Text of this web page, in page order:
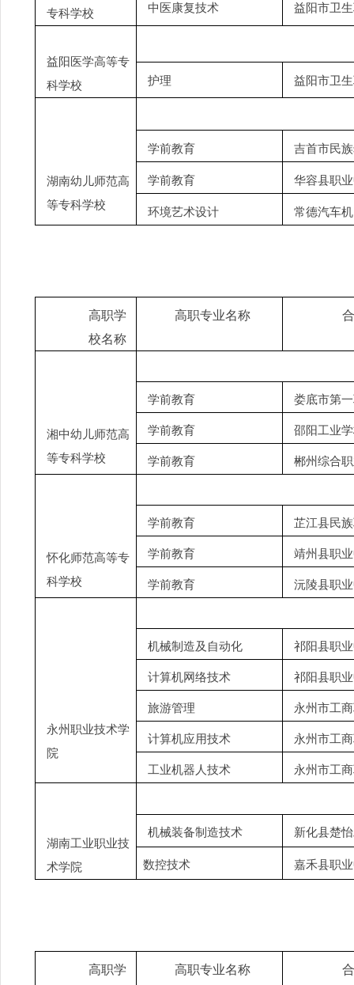
专科学校
中医康复技术 益阳市卫
益阳医学高等专
科学校
护理 益阳市卫
湖南幼儿师范高
等专科学校
学前教育 吉首市民
学前教育 华容县职
环境艺术设计 常德汽车
高职学
校名称
高职专业名称
湘中幼儿师范高
等专科学校
学前教育 娄底市第
学前教育 邵阳工业
学前教育 郴州综合
怀化师范高等专
科学校
学前教育 芷江县民
学前教育 靖州县职
学前教育 沅陵县职
永州职业技术学
院
机械制造及自动化 祁阳县职
计算机网络技术 祁阳县职
旅游管理 永州市工
计算机应用技术 永州市工
工业机器人技术 永州市工
湖南工业职业技
术学院
机械装备制造技术 新化县楚
数控技术 嘉禾县职
高职学
高职专业名称